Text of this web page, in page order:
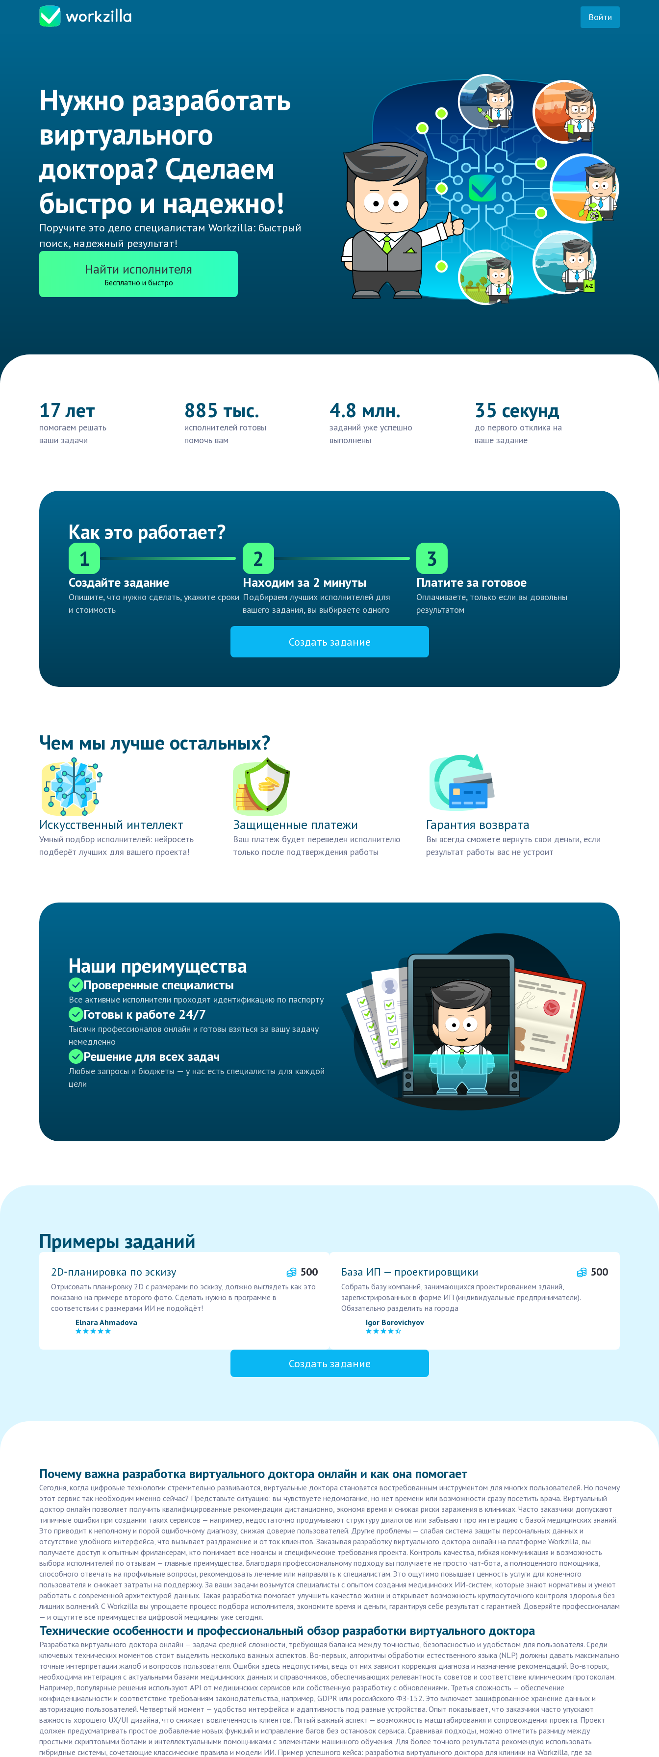
Войти
Нужно разработать
виртуального
доктора? Сделаем
быстро и надежно!
Поручите это дело специалистам Workzilla: быстрый
поиск, надежный результат!
Найти исполнителя
Бесплатно и быстро
17 лет
помогаем решать
ваши задачи
885 тыс.
исполнителей готовы
помочь вам
4.8 млн.
заданий уже успешно
выполнены
35 секунд
до первого отклика на
ваше задание
Как это работает?
1
Создайте задание
Опишите, что нужно сделать, укажите сроки
и стоимость
2
Находим за 2 минуты
Подбираем лучших исполнителей для
вашего задания, вы выбираете одного
3
Платите за готовое
Оплачиваете, только если вы довольны
результатом
Создать задание
Чем мы лучше остальных?
Искусственный интеллект
Умный подбор исполнителей: нейросеть
подберёт лучших для вашего проекта!
Защищенные платежи
Ваш платеж будет переведен исполнителю
только после подтверждения работы
Гарантия возврата
Вы всегда сможете вернуть свои деньги, если
результат работы вас не устроит
Наши преимущества
Проверенные специалисты
Все активные исполнители проходят идентификацию по паспорту
Готовы к работе 24/7
Тысячи профессионалов онлайн и готовы взяться за вашу задачу
немедленно
Решение для всех задач
Любые запросы и бюджеты — у нас есть специалисты для каждой
цели
Примеры заданий
2D‑планировка по эскизу 500
Отрисовать планировку 2D с размерами по эскизу, должно выглядеть как это
показано на примере второго фото. Сделать нужно в программе в
соответствии с размерами ИИ не подойдёт!
Elnara Ahmadova
База ИП — проектировщики 500
Собрать базу компаний, занимающихся проектированием зданий,
зарегистрированных в форме ИП (индивидуальные предприниматели).
Обязательно разделить на города
Igor Borovichyov
Создать задание
Почему важна разработка виртуального доктора онлайн и как она помогает
Сегодня, когда цифровые технологии стремительно развиваются, виртуальные доктора становятся востребованным инструментом для многих пользователей. Но почему
этот сервис так необходим именно сейчас? Представьте ситуацию: вы чувствуете недомогание, но нет времени или возможности сразу посетить врача. Виртуальный
доктор онлайн позволяет получить квалифицированные рекомендации дистанционно, экономя время и снижая риски заражения в клиниках. Часто заказчики допускают
типичные ошибки при создании таких сервисов — например, недостаточно продумывают структуру диалогов или забывают про интеграцию с базой медицинских знаний.
Это приводит к неполному и порой ошибочному диагнозу, снижая доверие пользователей. Другие проблемы — слабая система защиты персональных данных и
отсутствие удобного интерфейса, что вызывает раздражение и отток клиентов. Заказывая разработку виртуального доктора онлайн на платформе Workzilla, вы
получаете доступ к опытным фрилансерам, кто понимает все нюансы и специфические требования проекта. Контроль качества, гибкая коммуникация и возможность
выбора исполнителей по отзывам — главные преимущества. Благодаря профессиональному подходу вы получаете не просто чат-бота, а полноценного помощника,
способного отвечать на профильные вопросы, рекомендовать лечение или направлять к специалистам. Это ощутимо повышает ценность услуги для конечного
пользователя и снижает затраты на поддержку. За ваши задачи возьмутся специалисты с опытом создания медицинских ИИ-систем, которые знают нормативы и умеют
работать с современной архитектурой данных. Такая разработка помогает улучшить качество жизни и открывает возможность круглосуточного контроля здоровья без
лишних волнений. С Workzilla вы упрощаете процесс подбора исполнителя, экономите время и деньги, гарантируя себе результат с гарантией. Доверяйте профессионалам
— и ощутите все преимущества цифровой медицины уже сегодня.
Технические особенности и профессиональный обзор разработки виртуального доктора
Разработка виртуального доктора онлайн — задача средней сложности, требующая баланса между точностью, безопасностью и удобством для пользователя. Среди
ключевых технических моментов стоит выделить несколько важных аспектов. Во-первых, алгоритмы обработки естественного языка (NLP) должны давать максимально
точные интерпретации жалоб и вопросов пользователя. Ошибки здесь недопустимы, ведь от них зависит коррекция диагноза и назначение рекомендаций. Во-вторых,
необходима интеграция с актуальными базами медицинских данных и справочников, обеспечивающих релевантность советов и соответствие клиническим протоколам.
Например, популярные решения используют API от медицинских сервисов или собственную разработку с обновлениями. Третья сложность — обеспечение
конфиденциальности и соответствие требованиям законодательства, например, GDPR или российского ФЗ-152. Это включает зашифрованное хранение данных и
авторизацию пользователей. Четвертый момент — удобство интерфейса и адаптивность под разные устройства. Опыт показывает, что заказчики часто упускают
важность хорошего UX/UI дизайна, что снижает вовлеченность клиентов. Пятый важный аспект — возможность масштабирования и сопровождения проекта. Проект
должен предусматривать простое добавление новых функций и исправление багов без остановок сервиса. Сравнивая подходы, можно отметить разницу между
простыми скриптовыми ботами и интеллектуальными помощниками с элементами машинного обучения. Для более точного результата рекомендую использовать
гибридные системы, сочетающие классические правила и модели ИИ. Пример успешного кейса: разработка виртуального доктора для клиники на Workzilla, где за